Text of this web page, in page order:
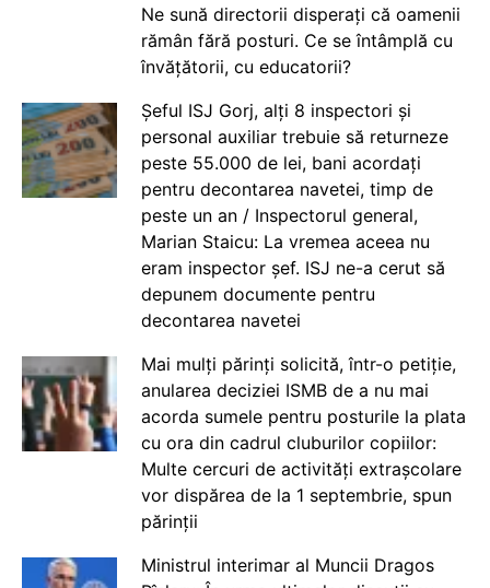
Ne sună directorii disperați că oamenii
rămân fără posturi. Ce se întâmplă cu
învățătorii, cu educatorii?
Șeful ISJ Gorj, alți 8 inspectori și
personal auxiliar trebuie să returneze
peste 55.000 de lei, bani acordați
pentru decontarea navetei, timp de
peste un an / Inspectorul general,
Marian Staicu: La vremea aceea nu
eram inspector șef. ISJ ne-a cerut să
depunem documente pentru
decontarea navetei
Mai mulți părinți solicită, într-o petiție,
anularea deciziei ISMB de a nu mai
acorda sumele pentru posturile la plata
cu ora din cadrul cluburilor copiilor:
Multe cercuri de activități extrașcolare
vor dispărea de la 1 septembrie, spun
părinții
Ministrul interimar al Muncii Dragos